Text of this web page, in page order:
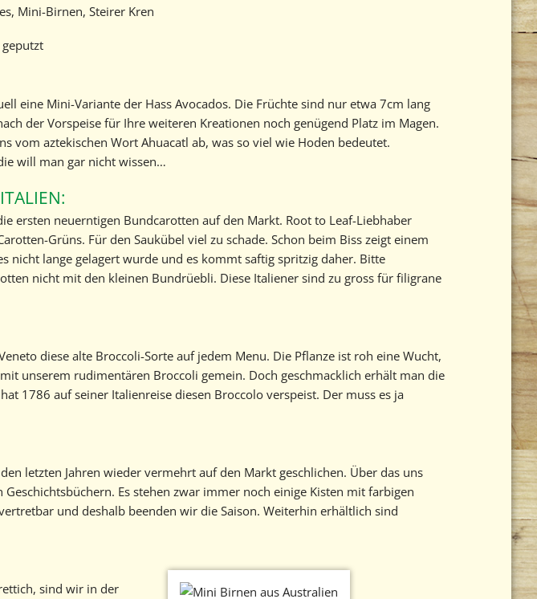
abonnieren
Mini-Birnen, Steirer Kren
eine Mini-Variante der Hass Avocados. Die Früchte sind nur etwa 7cm lang
der Vorspeise für Ihre weiteren Kreationen noch genügend Platz im Magen.
vom aztekischen Wort Ahuacatl ab, was so viel wie Hoden bedeutet.
will man gar nicht wissen…
ersten neuerntigen Bundcarotten auf den Markt. Root to Leaf-Liebhaber
Grüns. Für den Saukübel viel zu schade. Schon beim Biss zeigt einem
nicht lange gelagert wurde und es kommt saftig spritzig daher. Bitte
nicht mit den kleinen Bundrüebli. Diese Italiener sind zu gross für filigrane
diese alte Broccoli-Sorte auf jedem Menu. Die Pflanze ist roh eine Wucht,
unserem rudimentären Broccoli gemein. Doch geschmacklich erhält man die
1786 auf seiner Italienreise diesen Broccolo verspeist. Der muss es ja
letzten Jahren wieder vermehrt auf den Markt geschlichen. Über das uns
Es stehen zwar immer noch einige Kisten mit farbigen
und deshalb beenden wir die Saison. Weiterhin erhältlich sind
sind wir in der